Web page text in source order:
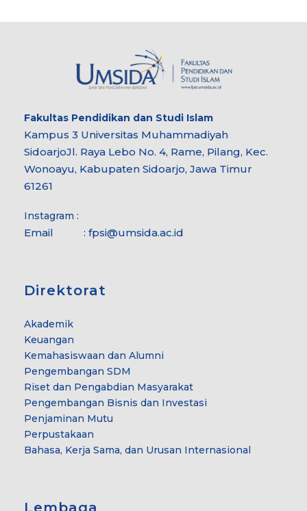
Fakultas Pendidikan dan Studi Islam
Kampus 3 Universitas Muhammadiyah
SidoarjoJl. Raya Lebo No. 4, Rame, Pilang, Kec.
Wonoayu, Kabupaten Sidoarjo, Jawa Timur
61261
Instagram :
Email : fpsi@umsida.ac.id
Direktorat
Akademik
Keuangan
Kemahasiswaan dan Alumni
Pengembangan SDM
Riset dan Pengabdian Masyarakat
Pengembangan Bisnis dan Investasi
Penjaminan Mutu
Perpustakaan
Bahasa, Kerja Sama, dan Urusan Internasional
Lembaga